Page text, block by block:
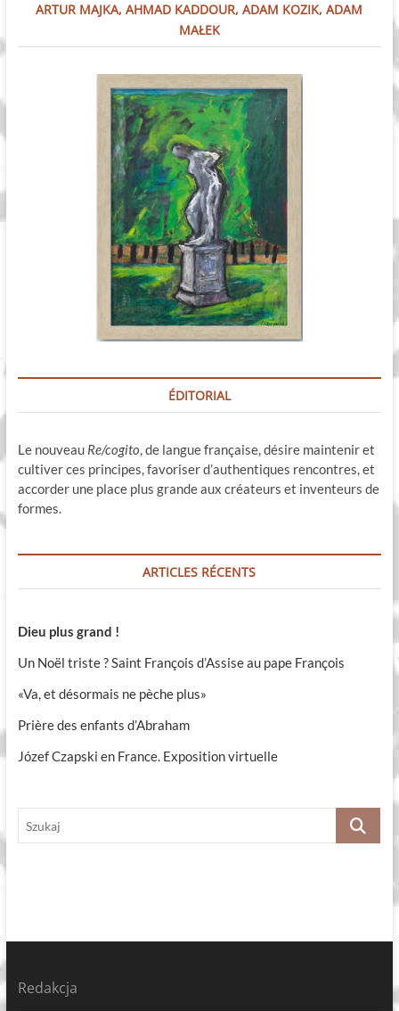
ARTUR MAJKA, AHMAD KADDOUR, ADAM KOZIK, ADAM
MAŁEK
ÉDITORIAL
Le nouveau Re/cogito, de langue française, désire maintenir et
cultiver ces principes, favoriser d’authentiques rencontres, et
accorder une place plus grande aux créateurs et inventeurs de
formes.
ARTICLES RÉCENTS
Dieu plus grand !
Un Noël triste ? Saint François d’Assise au pape François
«Va, et désormais ne pèche plus»
Prière des enfants d’Abraham
Józef Czapski en France. Exposition virtuelle
Szukaj
Redakcja